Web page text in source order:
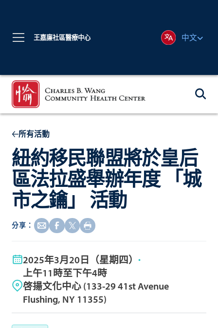
王嘉廉社區醫療中心 中文
所有活動
紐約移民聯盟將於皇后
區法拉盛舉辦年度 「城
市之鑰」 活動
分享：
2025年3月20日（星期四）
上午11時至下午4時
啓揚文化中心 (133-29 41st Avenue
Flushing, NY 11355)